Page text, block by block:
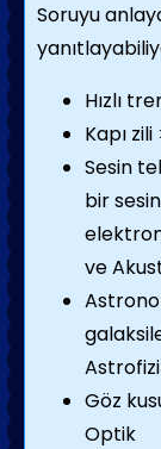
Soruyu
Hızlı
Kapı
Sesin
bir
ve
Göz
Optik